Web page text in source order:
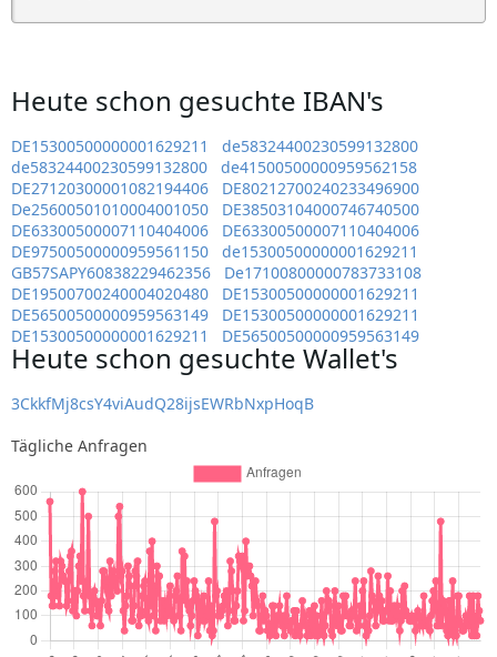
Heute schon gesuchte IBAN's
DE15300500000001629211
de58324400230599132800
de58324400230599132800
de41500500000959562158
DE27120300001082194406
DE80212700240233496900
De25600501010004001050
DE38503104000746740500
DE63300500007110404006
DE63300500007110404006
DE97500500000959561150
de15300500000001629211
GB57SAPY60838229462356
De17100800000783733108
DE19500700240004020480
DE15300500000001629211
DE56500500000959563149
DE15300500000001629211
DE15300500000001629211
DE56500500000959563149
Heute schon gesuchte Wallet's
3CkkfMj8csY4viAudQ28ijsEWRbNxpHoqB
Tägliche Anfragen